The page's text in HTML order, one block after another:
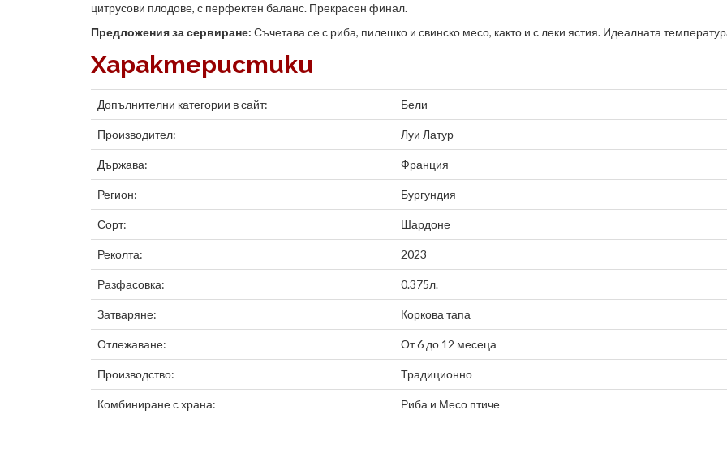
цитрусови плодове, с перфектен баланс. Прекрасен финал.
Предложения за сервиране: Съчетава се с риба, пилешко и свинско месо, както и с леки ястия. Идеалната
Характеристики
Допълнителни категории в сайт: Бели
Производител: Луи Латур
Държава: Франция
Регион: Бургундия
Сорт: Шардоне
Реколта: 2023
Разфасовка: 0.375л.
Затваряне: Коркова тапа
Отлежаване: От 6 до 12 месеца
Производство: Традиционно
Комбиниране с храна: Риба и Месо птиче